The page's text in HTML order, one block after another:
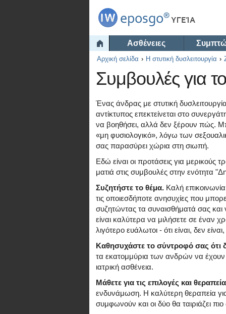
Ασθένειες
Αρχική σελίδα Η στυτική δυσλειτουργία
Συμβουλές για
Ένας άνδρας με στυτική
αντίκτυπος επεκτείνεται στο
να βοηθήσει, αλλά δεν ξέρουν πώς.
«μη φυσιολογικό», λόγω των
σας παρασύρει χώρια στη σιωπή.
Εδώ είναι οι προτάσεις για μερικούς
ματιά στις συμβουλές στην ενότητα
Συζητήστε το θέμα. Καλή
τις οποιεσδήποτε ανησυχίες που
συζητώντας τα συναισθήματά σας
είναι καλύτερα να μιλήσετε σε έναν
λιγότερο ευάλωτοι - ότι είναι, δεν
Καθησυχάστε το σύντροφό σας ότι
τα εκατομμύρια των ανδρών να
ιατρική ασθένεια.
Μάθετε για τις επιλογές και
ενδυνάμωση. Η καλύτερη θεραπεία για
συμφωνούν και οι δύο θα ταιριάζει